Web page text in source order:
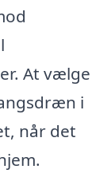
At vælge
i
når det